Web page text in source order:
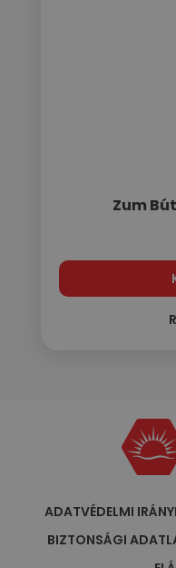
Zum
ADATVÉDELMI
BIZTONSÁGI